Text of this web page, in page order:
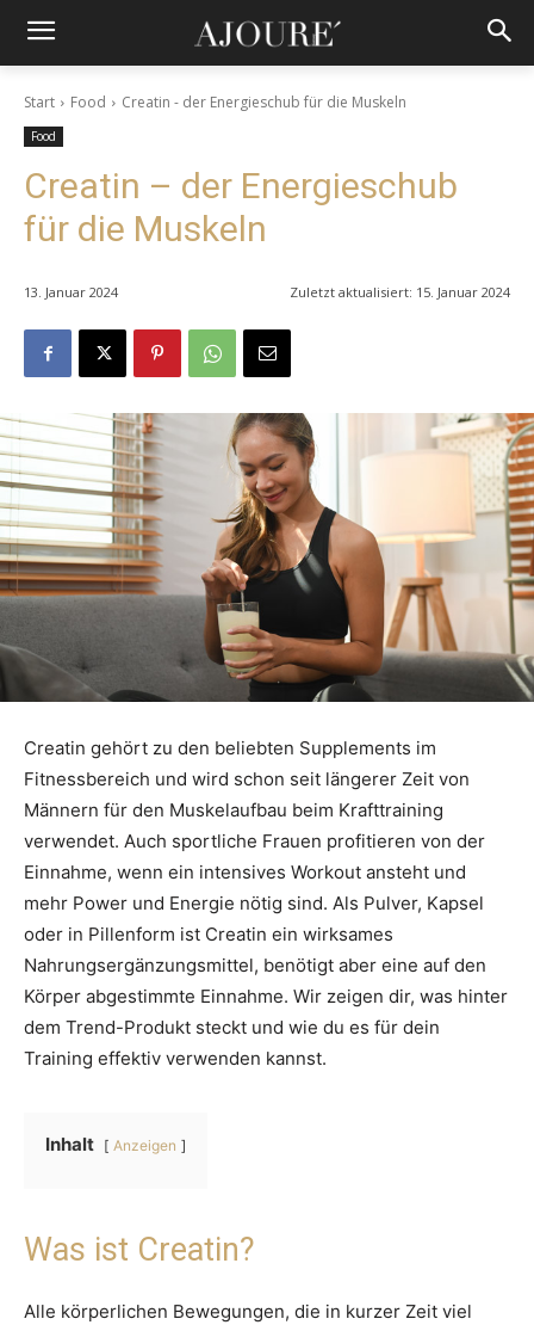
Start Food Creatin - der Energieschub für die Muskeln
Food
Creatin – der Energieschub
für die Muskeln
13. Januar 2024 Zuletzt aktualisiert: 15. Januar 2024
Creatin gehört zu den beliebten Supplements im
Fitnessbereich und wird schon seit längerer Zeit von
Männern für den Muskelaufbau beim Krafttraining
verwendet. Auch sportliche Frauen profitieren von der
Einnahme, wenn ein intensives Workout ansteht und
mehr Power und Energie nötig sind. Als Pulver, Kapsel
oder in Pillenform ist Creatin ein wirksames
Nahrungsergänzungsmittel, benötigt aber eine auf den
Körper abgestimmte Einnahme. Wir zeigen dir, was hinter
dem Trend-Produkt steckt und wie du es für dein
Training effektiv verwenden kannst.
Inhalt Anzeigen
Was ist Creatin?
Alle körperlichen Bewegungen, die in kurzer Zeit viel